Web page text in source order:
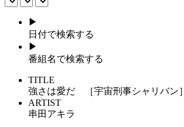
▶
日付で検索する
▶
番組名で検索する
TITLE
強さは愛だ ［宇宙刑事シャリバン］
ARTIST
串田アキラ